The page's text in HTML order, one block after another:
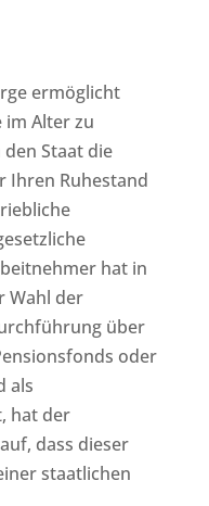
ermöglicht
im Alter zu
Staat die
Ihren Ruhestand
hat in
Wahl der
über
oder
als
hat der
dass dieser
staatlichen